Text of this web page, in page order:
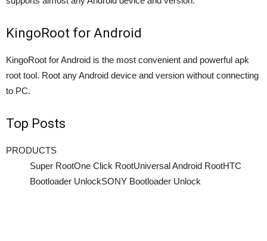
KingoRoot for Android
KingoRoot for Android is the most convenient and powerful apk
root tool. Root any Android device and version without connecting
to PC.
Top Posts
PRODUCTS
Super RootOne Click RootUniversal Android RootHTC
Bootloader UnlockSONY Bootloader Unlock